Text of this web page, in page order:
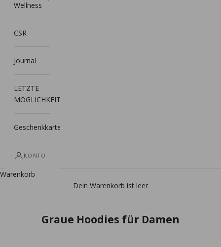
Wellness
CSR
Journal
LETZTE
MÖGLICHKEIT
Geschenkkarte
KONTO
Warenkorb
Dein Warenkorb ist leer
Graue Hoodies für Damen